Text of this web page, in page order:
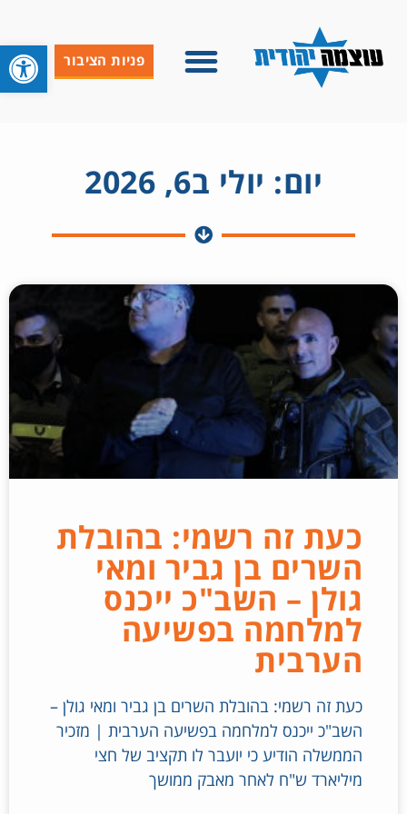
פניות הציבור
יום: יולי ב6, 2026
כעת זה רשמי: בהובלת
השרים בן גביר ומאי
גולן – השב"כ ייכנס
למלחמה בפשיעה
הערבית
כעת זה רשמי: בהובלת השרים בן גביר ומאי גולן –
השב"כ ייכנס למלחמה בפשיעה הערבית | מזכיר
הממשלה הודיע כי יועבר לו תקציב של חצי
מיליארד ש"ח לאחר מאבק ממושך
פתח